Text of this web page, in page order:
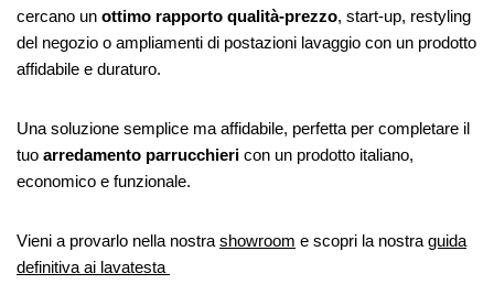
cercano un ottimo rapporto qualità-prezzo, start-up, restyling
del negozio o ampliamenti di postazioni lavaggio con un prodotto
affidabile e duraturo.
Una soluzione semplice ma affidabile, perfetta per completare il
tuo arredamento parrucchieri con un prodotto italiano,
economico e funzionale.
Vieni a provarlo nella nostra showroom e scopri la nostra guida
definitiva ai lavatesta